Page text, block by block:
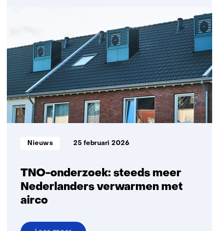
en
warmtepompen
versnelt
verduurzaming
corporatiewoningen
TNO-onderzoek: steeds meer
Nederlanders verwarmen met
airco
Informatietype:
Nieuws 25 februari 2026